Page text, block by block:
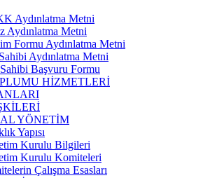
Aydınlatma Metni
Aydınlatma Metni
Formu Aydınlatma Metni
Aydınlatma Metni
Başvuru Formu
HİZMETLERİ
YÖNETİM
Yapısı
Kurulu Bilgileri
Kurulu Komiteleri
Çalışma Esasları